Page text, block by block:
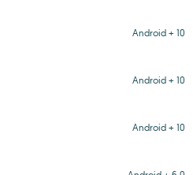
Android + 10
Android + 10
Android + 10